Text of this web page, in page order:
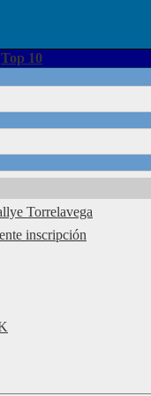
Top 10
Torrelavega
inscripción